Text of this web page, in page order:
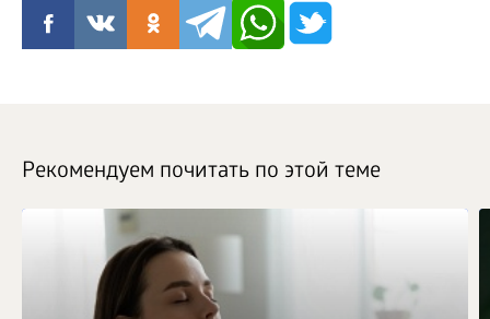
Рекомендуем почитать по этой теме